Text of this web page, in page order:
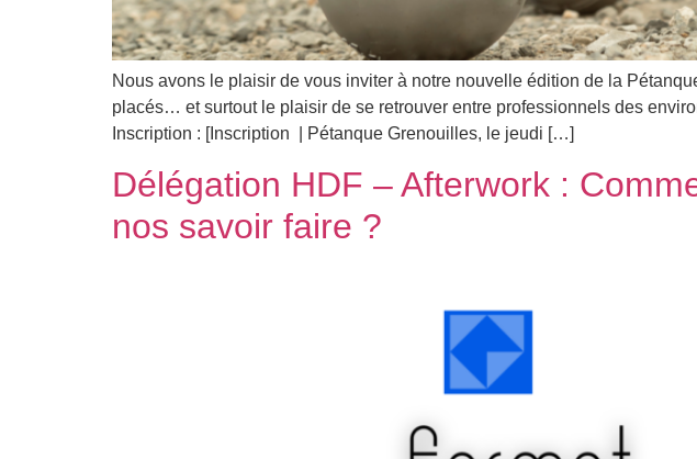
Nous avons le plaisir de vous inviter à notre nouvelle édition de la
placés… et surtout le plaisir de se retrouver entre professionnels des
Inscription : [Inscription | Pétanque Grenouilles, le jeudi […]
Délégation HDF – Afterwork :
nos savoir faire ?